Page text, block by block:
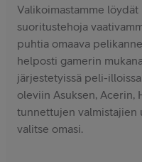
Valikoimastamme
suoritustehoja
puhtia omaava
helposti gamerin
järjestetyissä peli-
oleviin Asuksen, Acerin,
tunnettujen valmistajien
valitse omasi.